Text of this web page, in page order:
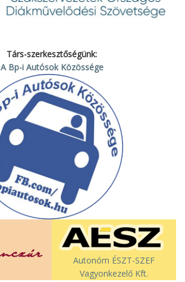
Társ-szerkesztőségünk:
A Bp-i Autósok Közössége
Autonóm ÉSZT-SZEF
Vagyonkezelő Kft.